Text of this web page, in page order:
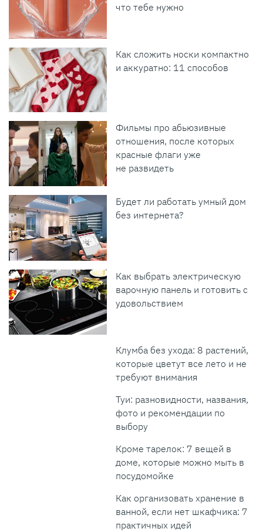
что тебе нужно
Как сложить носки компактно
и аккуратно: 11 способов
Фильмы про абьюзивные
отношения, после которых
красные флаги уже
не развидеть
Будет ли работать умный дом
без интернета?
Как выбрать электрическую
варочную панель и готовить с
удовольствием
Клумба без ухода: 8 растений,
которые цветут все лето и не
требуют внимания
Туи: разновидности, названия,
фото и рекомендации по
выбору
Кроме тарелок: 7 вещей в
доме, которые можно мыть в
посудомойке
Как организовать хранение в
ванной, если нет шкафчика: 7
практичных идей